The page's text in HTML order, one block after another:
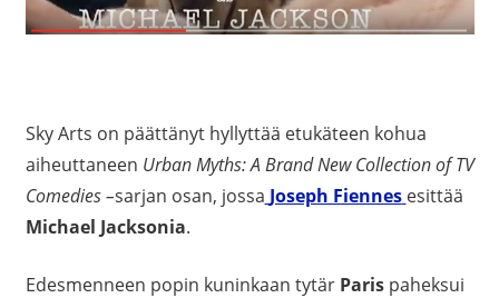
Sky Arts on päättänyt hyllyttää etukäteen kohua
aiheuttaneen Urban Myths: A Brand New Collection of TV
Comedies –sarjan osan, jossa Joseph Fiennes esittää
Michael Jacksonia.
Edesmenneen popin kuninkaan tytär Parispaheksui